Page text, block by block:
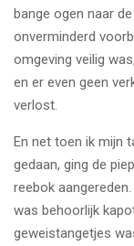
bange ogen naar
onverminderd
omgeving veilig
en er even geen
verlost.
En net toen ik mijn
gedaan, ging de
reebok
was behoorlijk
geweistangetjes